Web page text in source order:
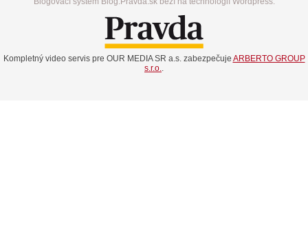
Kompletný video servis pre OUR MEDIA SR a.s. zabezpečuje ARBERTO GROUP
s.r.o..